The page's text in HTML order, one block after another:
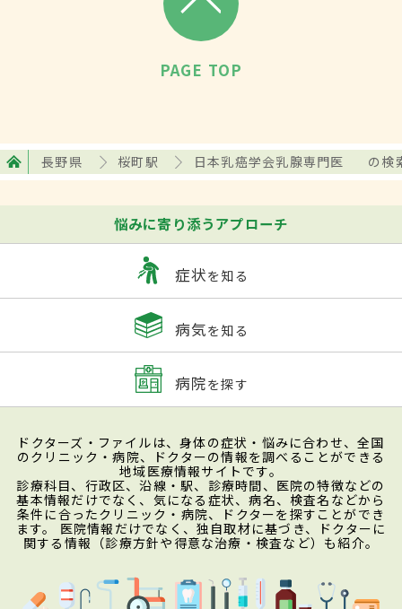
PAGE TOP
長野県 桜町駅 日本乳癌学会乳腺専門医 の検
悩みに寄り添うアプローチ
症状を知る
病気を知る
病院を探す
ドクターズ・ファイルは、身体の症状・悩みに合わせ、全国
のクリニック・病院、ドクターの情報を調べることができる
地域医療情報サイトです。
診療科目、行政区、沿線・駅、診療時間、医院の特徴などの
基本情報だけでなく、気になる症状、病名、検査名などから
条件に合ったクリニック・病院、ドクターを探すことができ
ます。 医院情報だけでなく、独自取材に基づき、ドクターに
関する情報（診療方針や得意な治療・検査など）も紹介。